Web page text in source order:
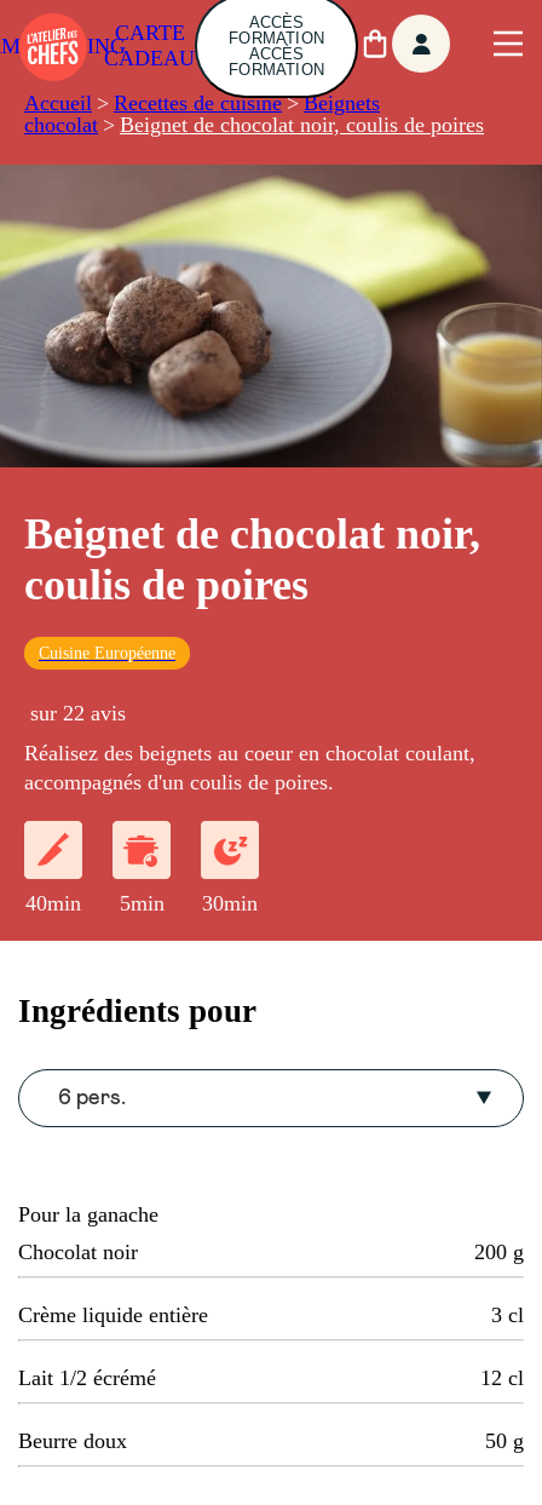
CARTE
CADEAU
ACCÈS
FORMATION
ACCÈS
FORMATION
Accueil > Recettes de cuisine > Beignets
chocolat > Beignet de chocolat noir, coulis de poires
Beignet de chocolat noir,
coulis de poires
Cuisine Européenne
sur 22 avis
Réalisez des beignets au coeur en chocolat coulant,
accompagnés d'un coulis de poires.
40min 5min 30min
Ingrédients pour
6 pers.
Pour la ganache
Chocolat noir
200 g
Crème liquide entière 3 cl
Lait 1/2 écrémé 12 cl
Beurre doux 50 g